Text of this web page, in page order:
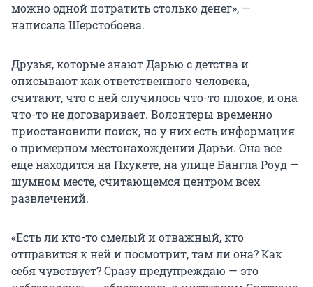
можно одной потратить столько денег», —
написала Шерстобоева.
Друзья, которые знают Дарью с детства и
описывают как ответственного человека,
считают, что с ней случилось что-то плохое, и она
что-то не договаривает. Волонтеры временно
приостановили поиск, но у них есть информация
о примерном местонахождении Дарьи. Она все
еще находится на Пхукете, на улице Бангла Роуд —
шумном месте, считающемся центром всех
развлечений.
«Есть ли кто-то смелый и отважный, кто
отправится к ней и посмотрит, там ли она? Как
себя чувствует? Сразу предупреждаю — это